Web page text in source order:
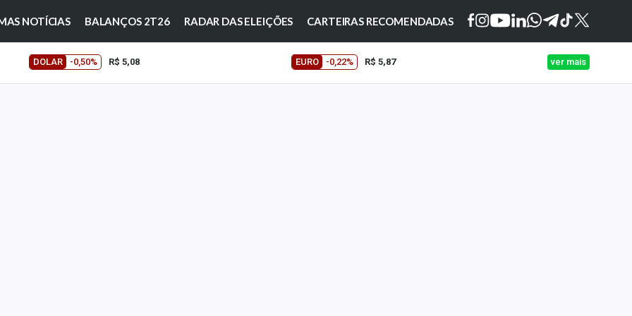
NOTÍCIAS BALANÇOS 2T26 RADAR DAS ELEIÇÕES CARTEIRAS RECOMENDADAS
DOLAR -0,50% R$ 5,08 EURO -0,22% R$ 5,87 ver mais